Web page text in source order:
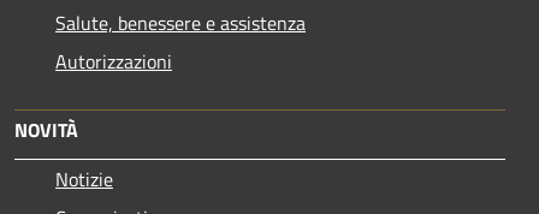
Salute, benessere e assistenza
Autorizzazioni
NOVITÀ
Notizie